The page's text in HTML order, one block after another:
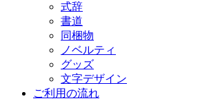
式辞
書道
同梱物
ノベルティ
グッズ
文字デザイン
ご利用の流れ